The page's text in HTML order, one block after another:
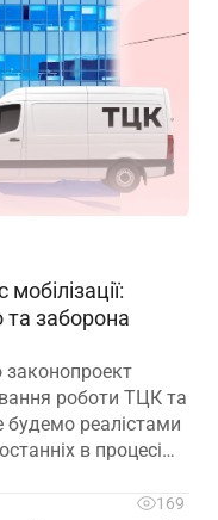
та заборона
законопроект
роботи ТЦК та
реалістами
в процесі
169